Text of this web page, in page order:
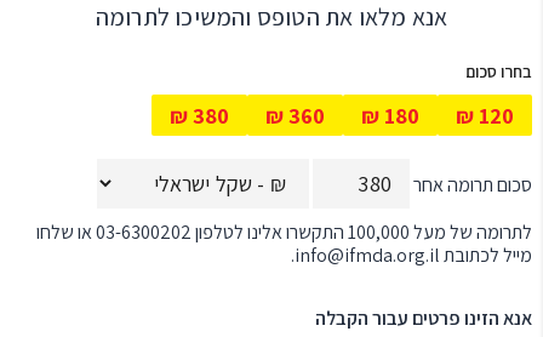
אנא מלאו את הטופס והמשיכו לתרומה
בחרו סכום
120
₪
180
₪
360
₪
380
₪
סכום תרומה אחר
לתרומה של מעל 100,000 התקשרו אלינו לטלפון
03-6300202או שלחו
מייל לכתובתinfo@ifmda.org.il
.
אנא הזינו פרטים עבור הקבלה